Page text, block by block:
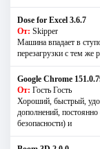
Dose for Excel 3.6.7
От: Skipper
Машина впадает в
перезагрузки с тем же
Google Chrome
От: Гость Гость
Хороший, быстрый,
дополнений,
безопасности) и